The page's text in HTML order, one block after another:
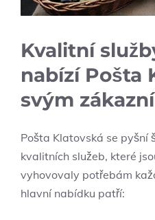
Kvalitní
nabízí Pošta
svým
Pošta Klatovská se pyšní
kvalitních služeb, které
vyhovovaly potřebám
hlavní nabídku patří: